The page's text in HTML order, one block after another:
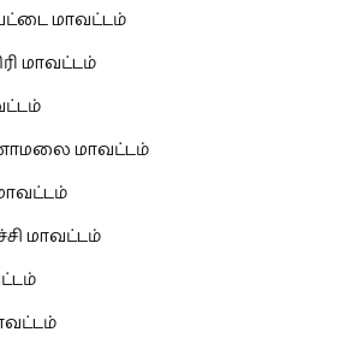
மாவட்டம்
மாவட்டம்
மாவட்டம்
மாவட்டம்